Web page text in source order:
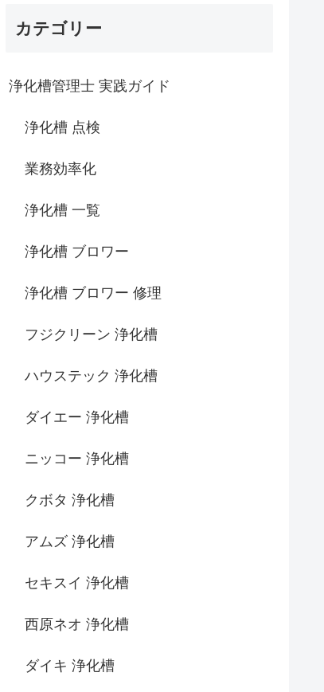
カテゴリー
浄化槽管理士 実践ガイド
浄化槽 点検
業務効率化
浄化槽 一覧
浄化槽 ブロワー
浄化槽 ブロワー 修理
フジクリーン 浄化槽
ハウステック 浄化槽
ダイエー 浄化槽
ニッコー 浄化槽
クボタ 浄化槽
アムズ 浄化槽
セキスイ 浄化槽
西原ネオ 浄化槽
ダイキ 浄化槽